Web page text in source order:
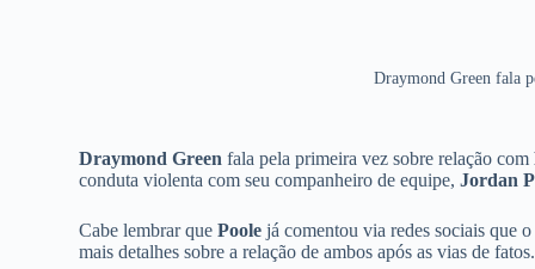
Draymond Green fala
Draymond Green fala pela primeira vez sobre relação com
conduta violenta com seu companheiro de equipe,Jordan
Cabe lembrar quePoole já comentou via redes sociais que
mais detalhes sobre a relação de ambos após as vias de